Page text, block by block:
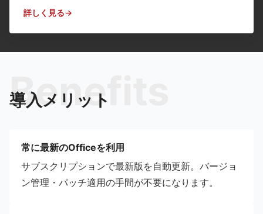
詳しく見る
導入メリット
Benefits
常に最新のOfficeを利用
サブスクリプションで最新版を自動更新。バージョ
ン管理・パッチ適用の手間が不要になります。